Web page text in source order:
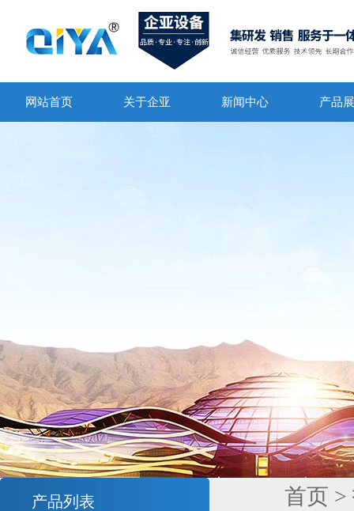
网站首页 关于企亚 新闻中心 产品
产品列表 首页 >